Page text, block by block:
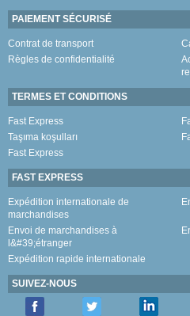
PAIEMENT SÉCURISÉ
Contrat de transport
Règles de confidentialité
TERMES ET CONDITIONS
Fast Express
Taşıma koşulları
Fast Express
FAST EXPRESS
Expédition internationale de
marchandises
Envoi de marchandises à
l&#39;étranger
Expédition rapide internationale
SUIVEZ-NOUS